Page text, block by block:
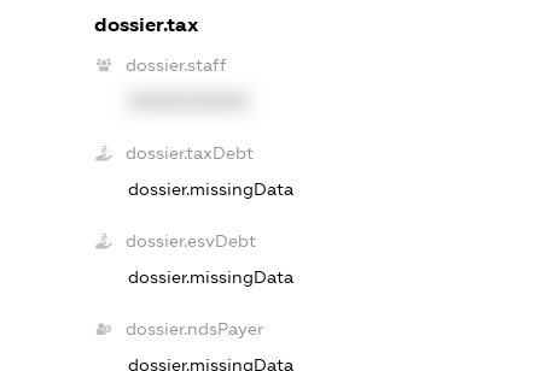
dossier.tax
dossier.staff
dossier.taxDebt
dossier.missingData
dossier.esvDebt
dossier.missingData
dossier.ndsPayer
dossier.missingData